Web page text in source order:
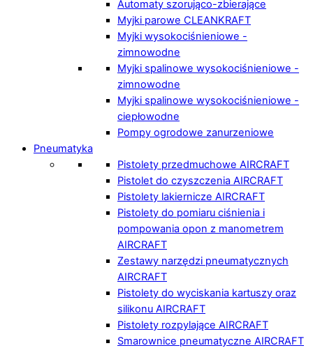
Automaty szorująco-zbierające
Myjki parowe CLEANKRAFT
Myjki wysokociśnieniowe -
zimnowodne
Myjki spalinowe wysokociśnieniowe -
zimnowodne
Myjki spalinowe wysokociśnieniowe -
ciepłowodne
Pompy ogrodowe zanurzeniowe
Pneumatyka
Pistolety przedmuchowe AIRCRAFT
Pistolet do czyszczenia AIRCRAFT
Pistolety lakiernicze AIRCRAFT
Pistolety do pomiaru ciśnienia i
pompowania opon z manometrem
AIRCRAFT
Zestawy narzędzi pneumatycznych
AIRCRAFT
Pistolety do wyciskania kartuszy oraz
silikonu AIRCRAFT
Pistolety rozpylające AIRCRAFT
Smarownice pneumatyczne AIRCRAFT